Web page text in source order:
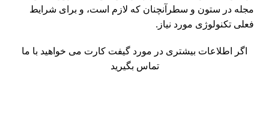
مجله در ستون و سطرآنچنان که لازم است، و برای شرایط
فعلی تکنولوژی مورد نیاز.
اگر اطلاعات بیشتری در مورد گیفت کارت می خواهید با ما
تماس بگیرید